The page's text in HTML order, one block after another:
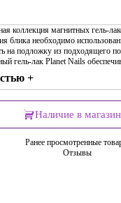
коллекция магнитных гель-
блика необходимо
на подложку из подходящего
гель-лак Planet Nails
+
Наличие в
Ранее просмотренные
Отзывы